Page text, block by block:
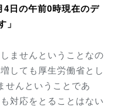
日の午前0時現在のデ
ませんということなの
しても厚生労働省とし
せんということであ
対応をとることはない